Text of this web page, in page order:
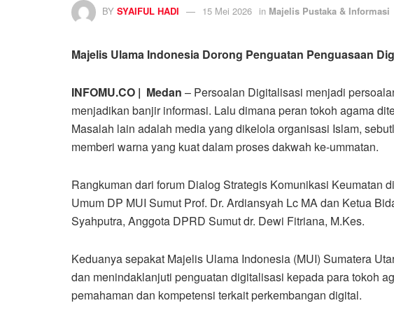
BY SYAIFUL HADI 15 Mei 2026 in Majelis Pustaka & Informasi
Majelis Ulama Indonesia Dorong Penguatan Penguasaan
INFOMU.CO | Medan – Persoalan Digitalisasi menjadi
menjadikan banjir informasi. Lalu dimana peran tokoh agama
Masalah lain adalah media yang dikelola organisasi Islam,
memberi warna yang kuat dalam proses dakwah ke-ummatan.
Rangkuman dari forum Dialog Strategis Komunikasi Keumatan
Umum DP MUI Sumut Prof. Dr. Ardiansyah Lc MA dan Ketua
Syahputra, Anggota DPRD Sumut dr. Dewi Fitriana, M.Kes.
Keduanya sepakat Majelis Ulama Indonesia (MUI) Sumatera
dan menindaklanjuti penguatan digitalisasi kepada para tokoh
pemahaman dan kompetensi terkait perkembangan digital.